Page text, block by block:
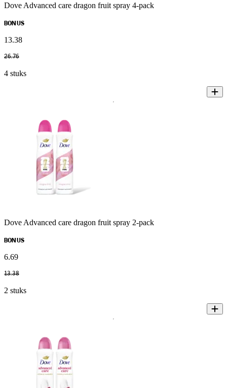
Dove Advanced care dragon fruit spray 4-pack
BONUS
13.38
26.76
4 stuks
Dove Advanced care dragon fruit spray 2-pack
BONUS
6.69
13.38
2 stuks